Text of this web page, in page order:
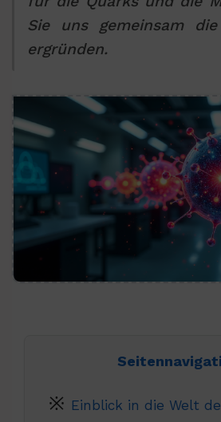
Sie uns gemeinsam
ergründen.
Einblick in die Welt